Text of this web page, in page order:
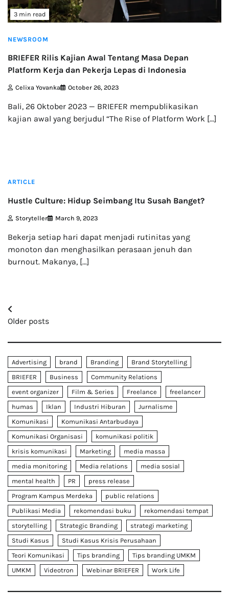
3 min read
NEWSROOM
BRIEFER Rilis Kajian Awal Tentang Masa Depan
Platform Kerja dan Pekerja Lepas di Indonesia
Celixa Yovanka October 26, 2023
Bali, 26 Oktober 2023 — BRIEFER mempublikasikan
kajian awal yang berjudul “The Rise of Platform Work […]
ARTICLE
Hustle Culture: Hidup Seimbang Itu Susah Banget?
Storyteller March 9, 2023
Bekerja setiap hari dapat menjadi rutinitas yang
monoton dan menghasilkan perasaan jenuh dan
burnout. Makanya, […]
Posts
navigation
Older posts
Advertising brand Branding
Brand Storytelling
BRIEFER
Business
Community Relations
event organizer
Film & Series Freelance
freelancer
humas
Iklan Industri Hiburan
Jurnalisme
Komunikasi
Komunikasi Antarbudaya
Komunikasi Organisasi
komunikasi politik
krisis komunikasi
Marketing
media massa
media monitoring
Media relations
media sosial
mental health
PR
press release
Program Kampus Merdeka
public relations
Publikasi Media
rekomendasi buku
rekomendasi tempat
storytelling
Strategic Branding
strategi marketing
Studi Kasus
Studi Kasus Krisis Perusahaan
Teori Komunikasi
Tips branding
Tips branding UMKM
UMKM
Videotron Webinar BRIEFER Work Life